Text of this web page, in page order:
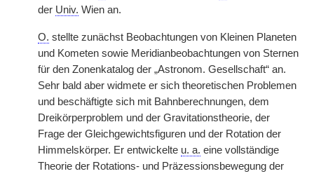
der Univ. Wien an.
O. stellte zunächst Beobachtungen von Kleinen Planeten
und Kometen sowie Meridianbeobachtungen von Sternen
für den Zonenkatalog der „Astronom. Gesellschaft“ an.
Sehr bald aber widmete er sich theoretischen Problemen
und beschäftigte sich mit Bahnberechnungen, dem
Dreikörperproblem und der Gravitationstheorie, der
Frage der Gleichgewichtsfiguren und der Rotation der
Himmelskörper. Er entwickelte u. a. eine vollständige
Theorie der Rotations- und Präzessionsbewegung der